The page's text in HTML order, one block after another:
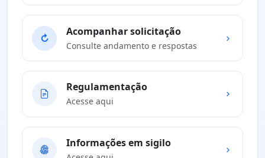
↻
Acompanhar solicitação
Consulte andamento e respostas
Regulamentação
Acesse aqui
Informações em sigilo